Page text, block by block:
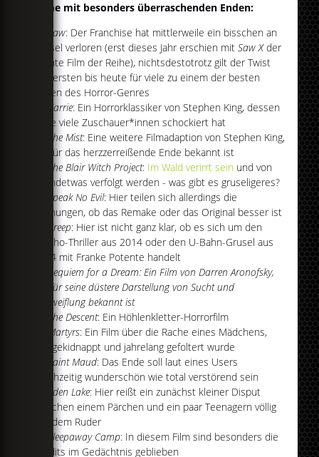
Filme mit besonders überraschenden Enden:
Saw: Der Franchise hat mittlerweile ein bisschen an
Grusel verloren (erst dieses Jahr erschien mitSaw Xder
zehnte Film der Reihe), nichtsdestotrotz gilt der Twist
des ersten bis heute für viele zu einem der besten
Enden des Horror-Genres
Carrie: Ein Horrorklassiker von Stephen King, dessen
Ende viele Zuschauer*innen schockiert hat
The Mist: Eine weitere Filmadaption von Stephen King,
die für das herzzerreißende Ende bekannt ist
The Blair Witch Project: Im Wald verirrt sein und von
irgendetwas verfolgt werden - was gibt es gruseligeres?
Speak No Evil: Hier teilen sich allerdings die
Meinungen, ob das Remake oder das Original besser ist
Creep: Hier ist nicht ganz klar, ob es sich um den
Psycho-Thriller aus 2014 oder den U-Bahn-Grusel aus
2004 mit Franke Potente handelt
Requiem for a Dream: Ein Film von Darren Aronofsky,
der für seine düstere Darstellung von Sucht und
Verzweiflung bekannt ist
The Descent: Ein Höhlenkletter-Horrorfilm
Martyrs: Ein Film über die Rache eines Mädchens,
das gekidnappt und jahrelang gefoltert wurde
Saint Maud: Das Ende soll laut eines Users
gleichzeitig wunderschön wie total verstörend sein
Eden Lake: Hier reißt ein zunächst kleiner Disput
zwischen einem Pärchen und ein paar Teenagern völlig
aus dem Ruder
Sleepaway Camp: In diesem Film sind besonders die
Credits im Gedächtnis geblieben